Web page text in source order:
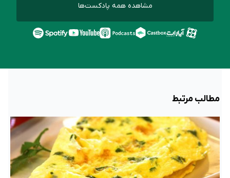
مشاهده همه پادکست‌ها
مطالب مرتبط